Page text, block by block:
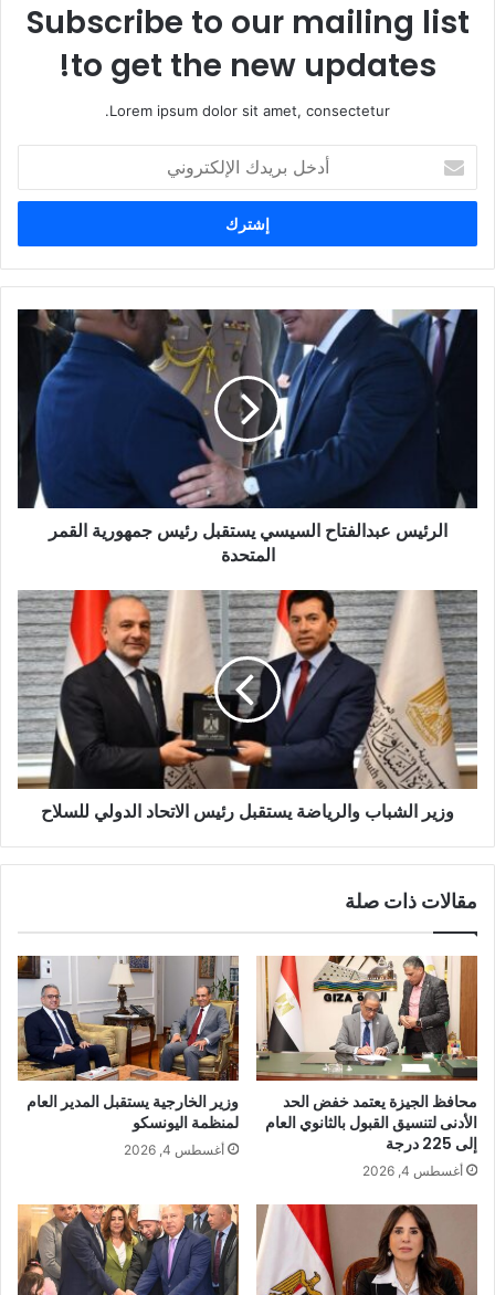
Subscribe to our mailing list
to get the new updates!
Lorem ipsum dolor sit amet, consectetur.
خ
ب
ر
د
الرئيس عبدالفتاح السيسي يستقبل رئيس جمهورية القمر
المتحدة
وزير الشباب والرياضة يستقبل رئيس الاتحاد الدولي للسلاح
مقالات ذات صلة
محافظ الجيزة يعتمد خفض الحد
الأدنى لتنسيق القبول بالثانوي العام
إلى 225 درجة
أغسطس 4, 2026
وزير الخارجية يستقبل المدير العام
لمنظمة اليونسكو
أغسطس 4, 2026